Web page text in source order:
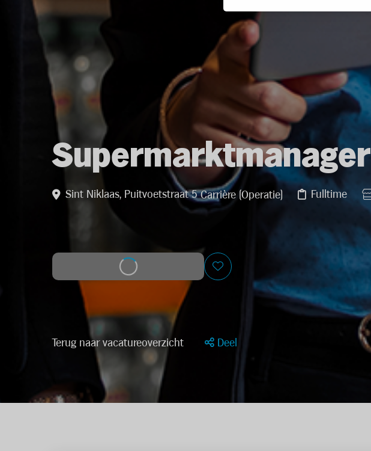
Supermarktmanager
Sint Niklaas, Puitvoetstraat 5 Carrière (Operatie) Fulltime
Solliciteer op deze job
Terug naar vacatureoverzicht Deel